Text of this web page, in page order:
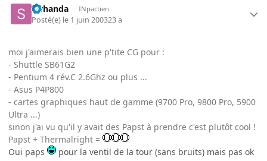
swhanda INpactien
Posté(e) le 1 juin 200323 a
moi j'aimerais bien une p'tite CG pour :
- Shuttle SB61G2
- Pentium 4 rév.C 2.6Ghz ou plus ...
- Asus P4P800
- cartes graphiques haut de gamme (9700 Pro, 9800 Pro, 5900
Ultra ...)
sinon j'ai vu qu'il y avait des Papst à prendre c'est plutôt cool !
Papst + Thermalright =
Oui paps
pour la ventil de la tour (sans bruits) mais pas ok